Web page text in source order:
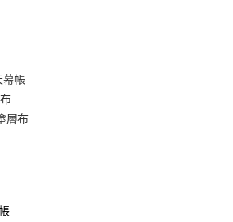
商品之後才付款」的支付方式。 讓您購物簡單
不需綁卡、不需儲值。
幕帳
層布